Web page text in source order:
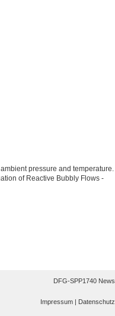
pressure and temperature.
of Reactive Bubbly Flows -
DFG-SPP1740 News
Impressum | Datenschutz